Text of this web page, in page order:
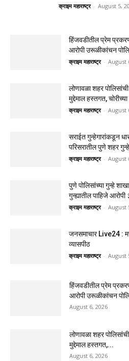
क्राइम महाराष्ट्र - August 5,
हिंजवडीतील प्रेम
आरोपी उरूळीकांचन
क्राइम महाराष्ट्र - August
लोणावळा शहर
मुद्देमाल हस्तगत,
क्राइम महाराष्ट्र - August
सराईत गुन्हेगारांकडून
परिसरातील पुणे शहर
क्राइम महाराष्ट्र - August
पुणे पोलिसांच्या गुन्हे
गुन्ह्यातील पाहिजे आरोपी
क्राइम महाराष्ट्र - August
जनसमाचार Live24 :
व्यासपीठ
क्राइम महाराष्ट्र - August
हिंजवडीतील प्रेम
आरोपी उरूळीकांचन
August 6, 2026
लोणावळा शहर
मुद्देमाल हस्तगत,...
August 6, 2026